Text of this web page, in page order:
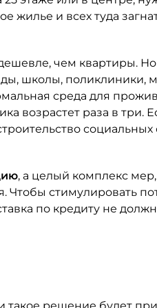
жилье и всех туда
чем квартиры.
школы, поликлиники,
среда для
возрастет раза в три.
социальных
, а целый комплекс
Чтобы стимулировать
по кредиту не